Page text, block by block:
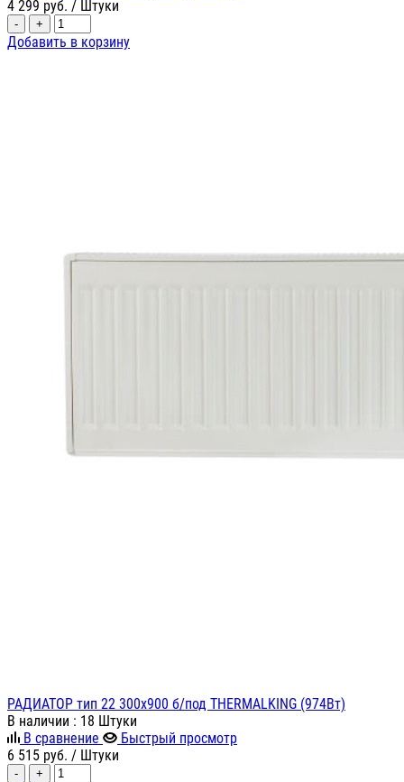
4 299 руб. / Штуки
- +
Добавить в корзину
РАДИАТОР тип 22 300х900 б/под THERMALKING (974Вт)
В наличии : 18 Штуки
В сравнение
Быстрый просмотр
6 515 руб. / Штуки
- +